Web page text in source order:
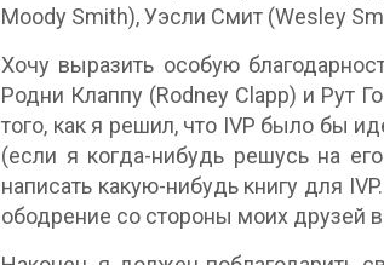
Moody Smith), Уэсли Смит (Wesley
Хочу выразить особую
Родни Клаппу (Rodney Clapp) и Рут
того, как я решил, что IVP было бы
(если я когда-нибудь решусь на
написать какую-нибудь книгу для
ободрение со стороны моих друзей в